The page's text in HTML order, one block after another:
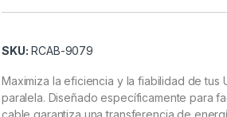
SKU: RCAB-9079
Maximiza la eficiencia y la fiabilidad de
paralela. Diseñado específicamente para